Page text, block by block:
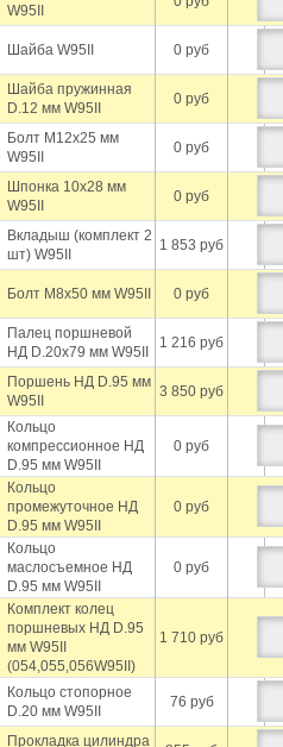
W95II
Шайба W95II 0 руб
Шайба пружинная
D.12 мм W95II
0 руб
Болт М12х25 мм
W95II
0 руб
Шпонка 10х28 мм
W95II
0 руб
Вкладыш (комплект 2
шт) W95II
1 853 руб
Болт М8х50 мм W95II 0 руб
Палец поршневой
НД D.20х79 мм W95II
1 216 руб
Поршень НД D.95 мм
W95II
3 850 руб
Кольцо
компрессионное НД
D.95 мм W95II
0 руб
Кольцо
промежуточное НД
D.95 мм W95II
0 руб
Кольцо
маслосъемное НД
D.95 мм W95II
0 руб
Комплект колец
поршневых НД D.95
мм W95II
(054,055,056W95II)
1 710 руб
Кольцо стопорное
D.20 мм W95II
76 руб
Прокладка цилиндра